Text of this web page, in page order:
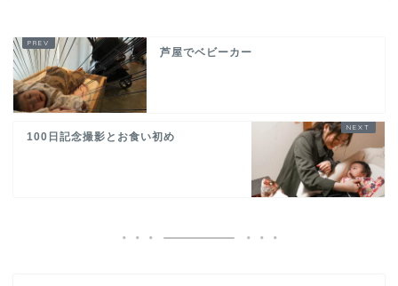
芦屋でベビーカー
100日記念撮影とお食い初め